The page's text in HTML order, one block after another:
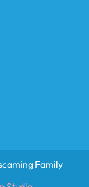
Family